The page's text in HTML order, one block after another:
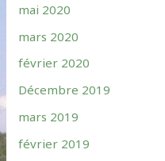
mai 2020
mars 2020
février 2020
Décembre 2019
mars 2019
février 2019